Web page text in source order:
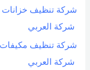
شركة العربي
شركة العربي